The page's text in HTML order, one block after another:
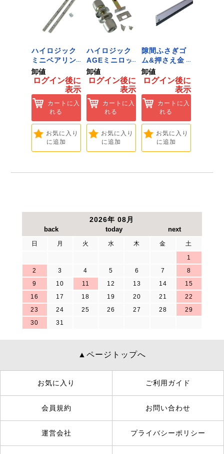
かを確認して下さい。
ハイロジック
ミニベアリン
グタイプ 310
ミリ 72958
Hardware]
卸値
ログイン後に
表示
カートに入
れる
お気に入り
に追加
ハイロジック
AGEミニロッ
ク 360W
[Tools &
Hardware]
卸値
ログイン後に
表示
カートに入
れる
お気に入り
に追加
隙間ふさぎゴ
ム&押さえ金
物 72909
卸値
ログイン後に
表示
カートに入
れる
お気に入り
に追加
2026年 08月
日 月 火 水 木 金
土
1
2
3 4 5 6 7
8
9
10 11 12 13 14
15
16
17 18 19 20 21
22
23
24 25 26 27 28
29
30
31
▲ページトップへ
お気に入り ご利用ガイド
会員規約 お問い合わせ
運営会社 プライバシーポリシー